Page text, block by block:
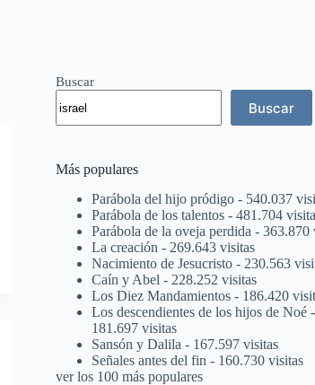
Buscar
Buscar
Más populares
Parábola del hijo pródigo - 540.037
Parábola de los talentos - 481.704
Parábola de la oveja perdida - 363.870
La creación - 269.643 visitas
Nacimiento de Jesucristo - 230.563
Caín y Abel - 228.252 visitas
Los Diez Mandamientos - 186.420
Los descendientes de los hijos de Noé -
181.697 visitas
Sansón y Dalila - 167.597 visitas
Señales antes del fin - 160.730 visitas
ver los 100 más populares